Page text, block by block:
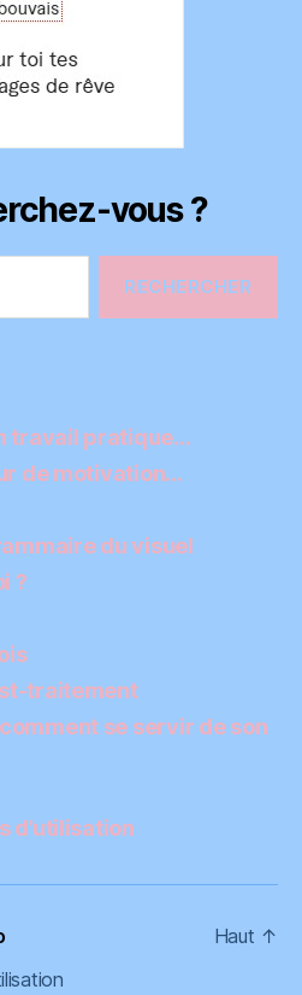
vous ?
travail pratique…
de motivation…
du visuel
?
traitement
se servir de son
d’utilisation
Haut ↑